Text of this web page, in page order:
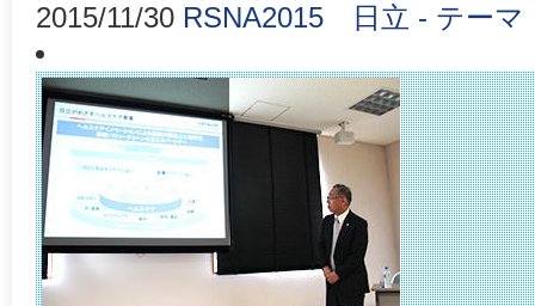
2015/11/30 RSNA2015 日立 - テーマ